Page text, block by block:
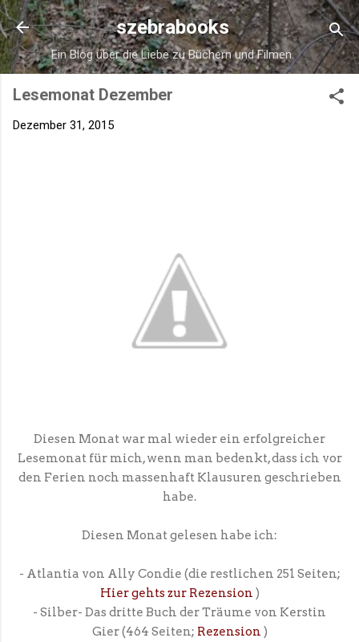
Direkt zum Hauptbereich
szebrabooks
Ein Blog über die Liebe zu Büchern und Filmen.
Lesemonat Dezember
Dezember 31, 2015
Diesen Monat war mal wieder ein erfolgreicher
Lesemonat für mich, wenn man bedenkt, dass ich vor
den Ferien noch massenhaft Klausuren geschrieben
habe.
Diesen Monat gelesen habe ich:
- Atlantia von Ally Condie (die restlichen 251 Seiten;
Hier gehts zur Rezension )
- Silber- Das dritte Buch der Träume von Kerstin
Gier (464 Seiten; Rezension )